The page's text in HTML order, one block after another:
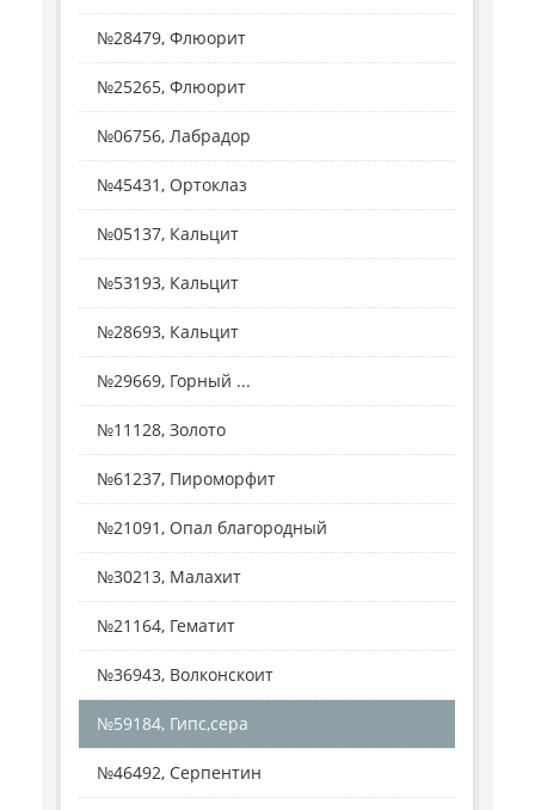
№28479, Флюорит
№25265, Флюорит
№06756, Лабрадор
№45431, Ортоклаз
№05137, Кальцит
№53193, Кальцит
№28693, Кальцит
№29669, Горный ...
№11128, Золото
№61237, Пироморфит
№21091, Опал благородный
№30213, Малахит
№21164, Гематит
№36943, Волконскоит
№59184, Гипс,сера
№46492, Серпентин